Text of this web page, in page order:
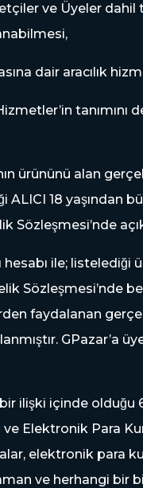
ve Üyeler dahil
dair aracılık
tanımını
ürününü alan
18 yaşından
Sözleşmesi’nde
hesabı ile;
Sözleşmesi’nde
faydalanan
GPazar’a
ilişki içinde olduğu
Elektronik Para
elektronik para
ve herhangi